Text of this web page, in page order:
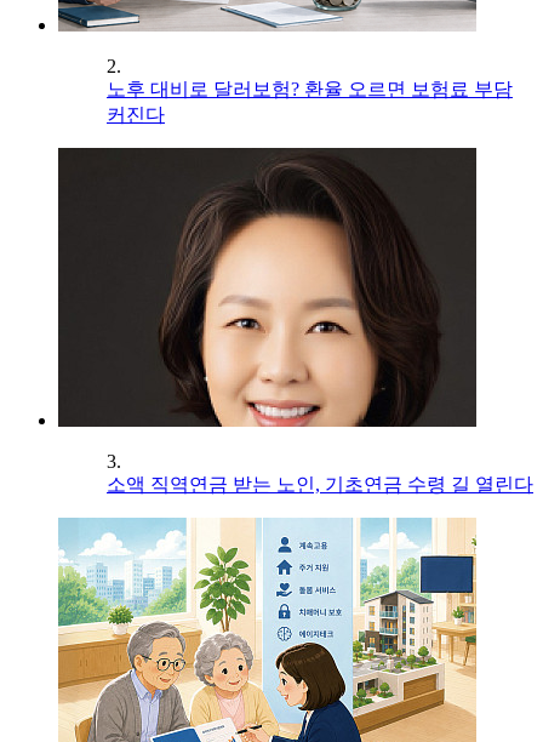
2.
노후 대비로 달러보험? 환율 오르면 보험료 부담
커진다
3.
소액 직역연금 받는 노인, 기초연금 수령 길 열린다